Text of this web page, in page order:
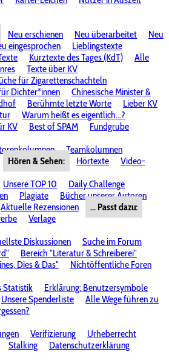
Neu erschienen Neu überarbeitet
Neu
eingesprochen
Lieblingstexte
Kurztexte des Tages (KdT)
Alle
Texte über KV
für Zigarettenschachteln
Dichter*innen
Chinesische Minister &
Berühmte letzte Worte
Lieber KV
Warum heißt es eigentlich...?
KV
Best of SPAM
Fundgrube
Teamkolumnen
Hören & Sehen: Hörtexte
Video-
Unsere TOP 10
Daily Challenge
Plagiate
Bücher unserer Autoren
Aktuelle Rezensionen
... Passt dazu:
Verlage
Diskussionen
Suche im Forum
Bereich "Literatur & Schreiberei"
Dies & Das"
Nichtöffentliche Foren
Statistik
Erklärung: Benutzersymbole
Unsere Spenderliste
Alle Wege führen zu
Verifizierung
Urheberrecht
Stalking
Datenschutzerklärung